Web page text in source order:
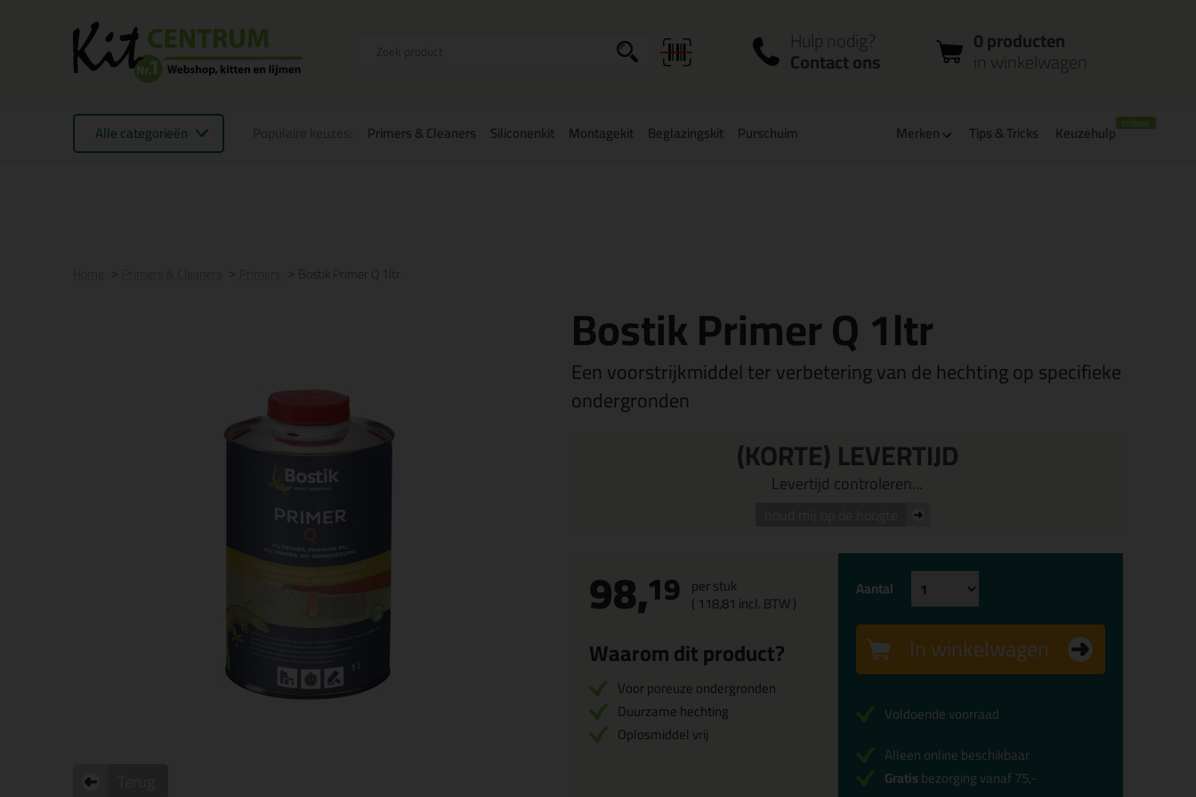
in winkelwagen
account
Hulp nodig?
Contact ons
0 producten
in winkelwagen
Alle categorieën Primers & Cleaners Siliconenkit Montagekit Beglazingskit Purschuim Merken Tips & Tricks Keuzehulp
Bostik Primer Q 1ltr
Bostik Primer Q 1ltr
Een voorstrijkmiddel ter verbetering van de hechting op specifieke
ondergronden
(KORTE) LEVERTIJD
Levertijd controleren...
98,19 per stuk
( 118,81 incl. BTW )
Waarom dit product?
Voor poreuze ondergronden
Duurzame hechting
Oplosmiddel vrij
Aantal
In winkelwagen
Voldoende voorraad
Alleen online beschikbaar
Gratisbezorging vanaf 75,-